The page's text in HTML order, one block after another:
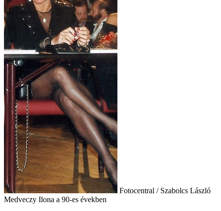
Fotocentral / Szabolcs László
Medveczy Ilona a 90-es években